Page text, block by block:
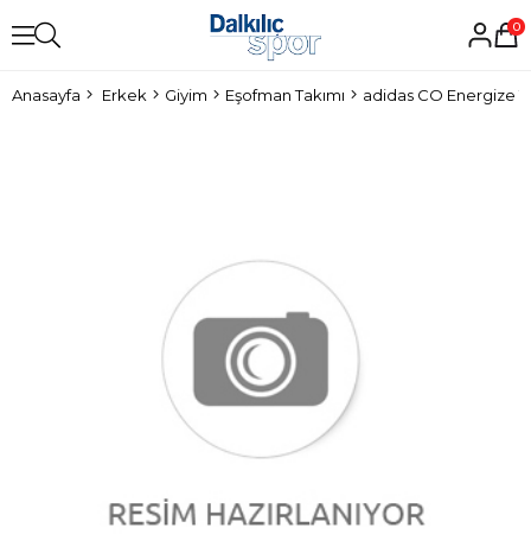
0
Anasayfa Erkek Giyim Eşofman Takımı adidas CO Energize